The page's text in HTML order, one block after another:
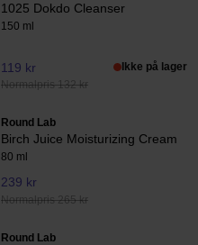
1025 Dokdo Cleanser
150 ml
119 kr
Normalpris 132 kr
Ikke på lager
Round Lab
Birch Juice Moisturizing Cream
80 ml
239 kr
Normalpris 265 kr
Round Lab